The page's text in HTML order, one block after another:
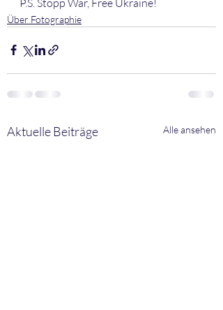
Über Fotographie
Aktuelle Beiträge Alle ansehen